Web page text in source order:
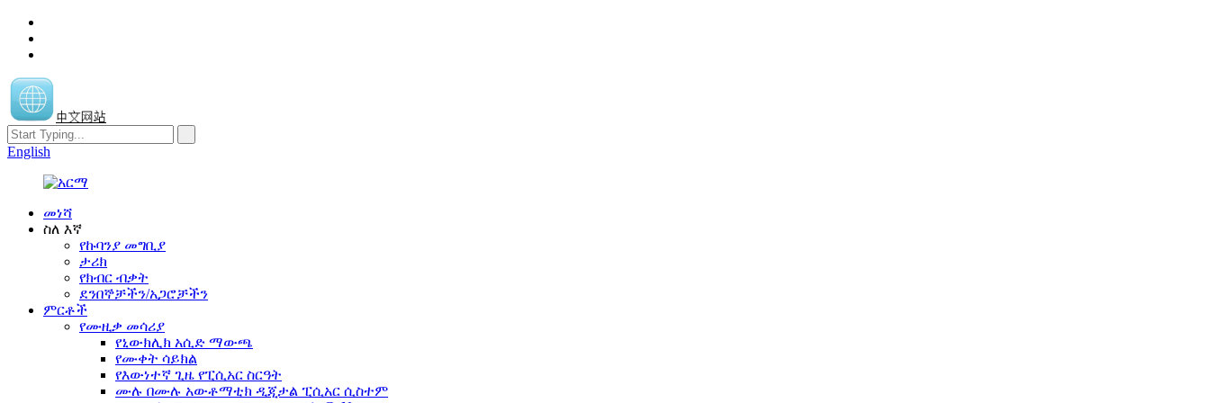
中文网站
English
መነሻ
ስለ እኛ
የኩባንያ መግቢያ
ታሪክ
የክብር ብቃት
ደንበኞቻችን/አጋሮቻችን
ምርቶች
የሙዚቃ መሳሪያ
የኒውክሊክ አሲድ ማውጫ
የሙቀት ሳይክል
የእውነተኛ ጊዜ የፒሲአር ስርዓት
ሙሉ በሙሉ አውቶማቲክ ዲጂታል ፒሲአር ሲስተም